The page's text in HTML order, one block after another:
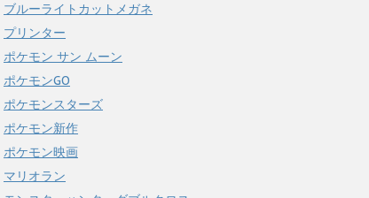
ブルーライトカットメガネ
プリンター
ポケモン サン ムーン
ポケモンGO
ポケモンスターズ
ポケモン新作
ポケモン映画
マリオラン